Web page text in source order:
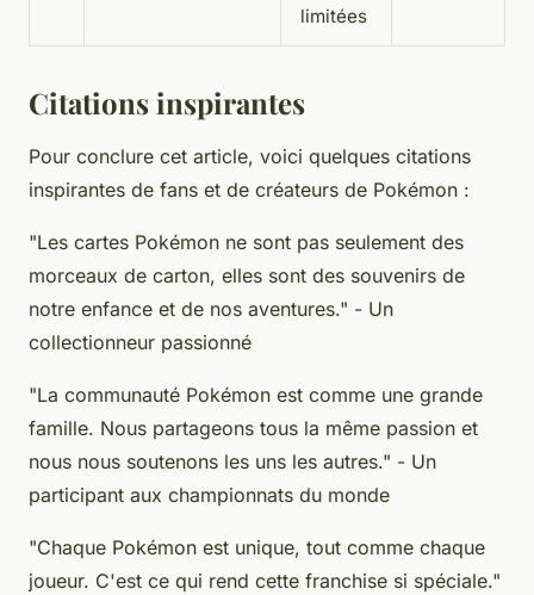
limitées
Citations inspirantes
Pour conclure cet article, voici quelques citations
inspirantes de fans et de créateurs de Pokémon :
"Les cartes Pokémon ne sont pas seulement des
morceaux de carton, elles sont des souvenirs de
notre enfance et de nos aventures." - Un
collectionneur passionné
"La communauté Pokémon est comme une grande
famille. Nous partageons tous la même passion et
nous nous soutenons les uns les autres." - Un
participant aux championnats du monde
"Chaque Pokémon est unique, tout comme chaque
joueur. C'est ce qui rend cette franchise si spéciale."